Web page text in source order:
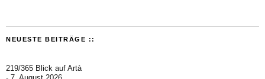
NEUESTE BEITRÄGE ::
219/365 Blick auf Artà